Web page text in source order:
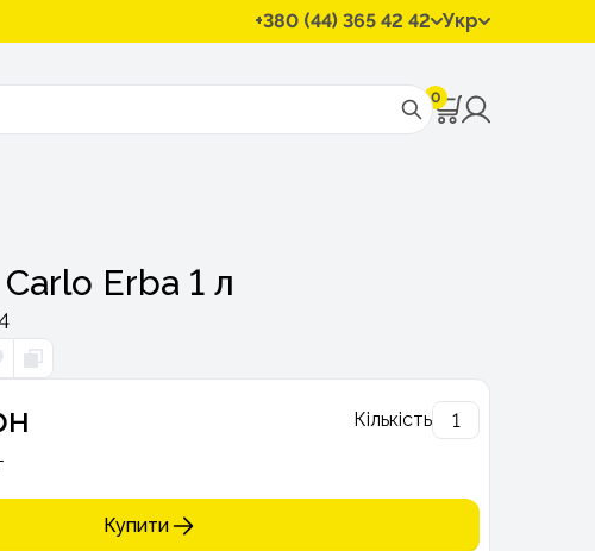
+380 (44) 365 42 42 Укр
0
Erba 1 л
Кількість
Купити